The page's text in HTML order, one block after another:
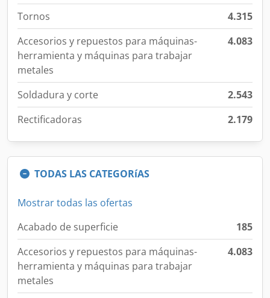
Tornos
4.315
Accesorios y repuestos para máquinas-
herramienta y máquinas para trabajar
metales
4.083
Soldadura y corte
2.543
Rectificadoras
2.179
TODAS LAS CATEGORíAS
Mostrar todas las ofertas
Acabado de superficie
185
Accesorios y repuestos para máquinas-
herramienta y máquinas para trabajar
metales
4.083